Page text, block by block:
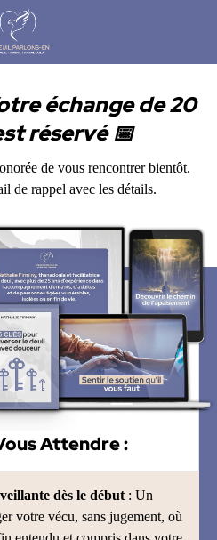
échange de 20
réservé 📅
de vous rencontrer bientôt.
de rappel avec les détails.
Attendre :
dès le début : Un
votre vécu, sans jugement, où